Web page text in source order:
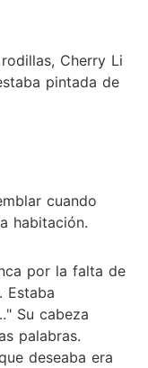
Cherry Li
pintada de
cuando
habitación.
por la falta de
Estaba
Su cabeza
palabras.
deseaba era